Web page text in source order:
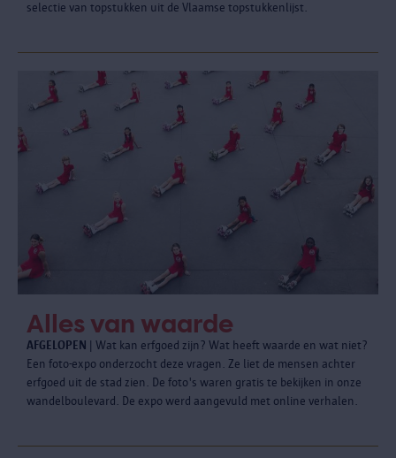
selectie van topstukken uit de Vlaamse topstukkenlijst.
Alles van waarde
AFGELOPEN
| Wat kan erfgoed zijn? Wat heeft waarde en wat niet?
Een foto-expo onderzocht deze vragen. Ze liet de mensen achter
erfgoed uit de stad zien. De foto's waren gratis te bekijken in onze
wandelboulevard. De expo werd aangevuld met online verhalen.